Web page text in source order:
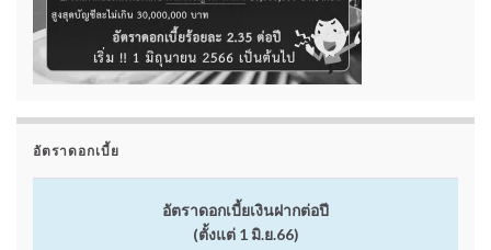
อัตราดอกเบี้ย
อัตราดอกเบี้ยเงินฝากต่อปี
(ตั้งแต่ 1 มิ.ย.66)